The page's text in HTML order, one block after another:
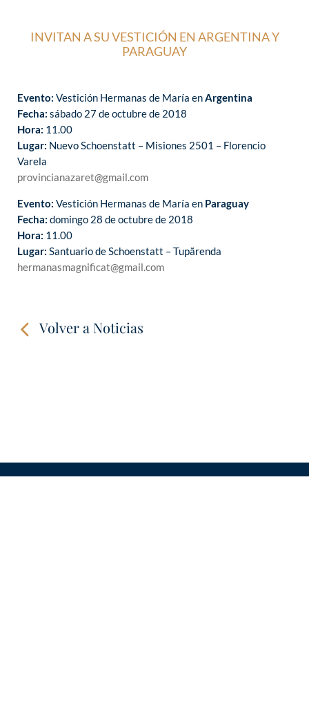
INVITAN A SU VESTICIÓN EN ARGENTINA Y
PARAGUAY
Evento: Vestición Hermanas de María enArgentina
Fecha: sábado 27 de octubre de 2018
Hora: 11.00
Lugar: Nuevo Schoenstatt – Misiones 2501 – Florencio
Varela
provincianazaret@gmail.com
Evento: Vestición Hermanas de María en Paraguay
Fecha: domingo 28 de octubre de 2018
Hora: 11.00
Lugar: Santuario de Schoenstatt – Tupãrenda
hermanasmagnificat@gmail.com
Volver a Noticias